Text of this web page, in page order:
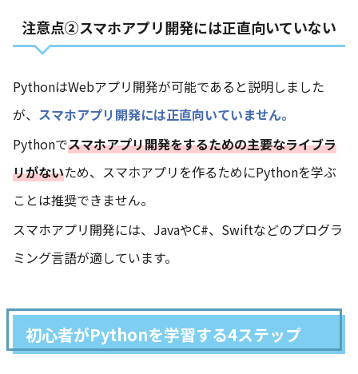
注意点②スマホアプリ開発には正直向いていない
PythonはWebアプリ開発が可能であると説明しました
が、 スマホアプリ開発には正直向いていません。
Pythonでスマホアプリ開発をするための主要なライブラ
リがないため、スマホアプリを作るためにPythonを学ぶ
ことは推奨できません。
スマホアプリ開発には、JavaやC#、Swiftなどのプログラ
ミング言語が適しています。
初心者がPythonを学習する4ステップ